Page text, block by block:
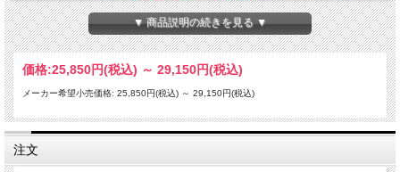
Red Bull SPECT は、オーストリア発の世界的ブランドRed Bullと、同じくオースト
リア発のアイウェアブランドSPECTがコラボして生まれた、全く新しいコンセプ
▼ 商品説明の続きを見る ▼
価格:25,850円(税込) ～ 29,150円(税込)
メーカー希望小売価格: 25,850円(税込) ～ 29,150円(税込)
注文